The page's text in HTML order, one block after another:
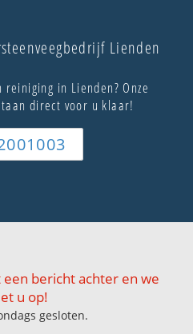
Lienden
in Lienden? Onze
direct voor u klaar!
bericht achter en we
u op!
gesloten.